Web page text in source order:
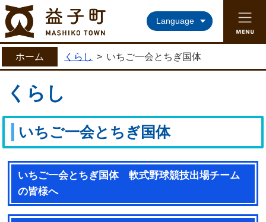
益子町ホームページ
Language
ホーム くらし > いちご一会とちぎ国体
くらし
いちご一会とちぎ国体
いちご一会とちぎ国体 軟式野球競技出場チーム
の皆様へ